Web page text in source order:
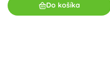
Do košíka